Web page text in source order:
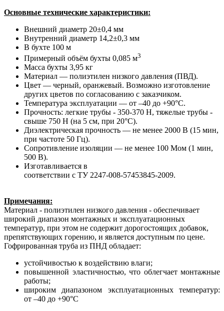
Основные технические характеристики:
Внешний диаметр 20±0,4 мм
Внутренний диаметр 14,2±0,3 мм
В бухте 100 м
Примерный объём бухты 0,085 м3
Масса бухты 3,95 кг
Материал — полиэтилен низкого давления (ПВД).
Цвет — черный, оранжевый. Возможно изготовление
других цветов по согласованию с заказчиком.
Температура эксплуатации — от –40 до +90°С.
Прочность: легкие трубы - 350-370 Н, тяжелые трубы -
свыше 750 Н (на 5 см, при 20°С).
Диэлектрическая прочность — не менее 2000 В (15 мин,
при частоте 50 Гц).
Сопротивление изоляции — не менее 100 Мом (1 мин,
500 В).
Изготавливается в
соответствии с ТУ 2247-008-57453845-2009.
Примечания:
Материал - полиэтилен низкого давления - обеспечивает
широкий диапазон монтажных и эксплуатационных
температур, при этом не содержит дорогостоящих добавок,
препятствующих горению, и является доступным по цене.
Гофрированная труба из ПНД обладает:
устойчивостью к воздействию влаги;
повышенной эластичностью, что облегчает монтажные
работы;
широким диапазоном эксплуатационных температур:
от –40 до +90°С